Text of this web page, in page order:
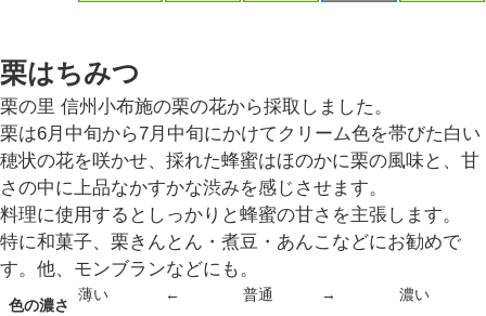
栗はちみつ
栗の里 信州小布施の栗の花から採取しました。
栗は6月中旬から7月中旬にかけてクリーム色を帯びた白い
穂状の花を咲かせ、採れた蜂蜜はほのかに栗の風味と、甘
さの中に上品なかすかな渋みを感じさせます。
料理に使用するとしっかりと蜂蜜の甘さを主張します。
特に和菓子、栗きんとん・煮豆・あんこなどにお勧めで
す。他、モンブランなどにも。
色の濃さ
薄い ← 普通 → 濃い